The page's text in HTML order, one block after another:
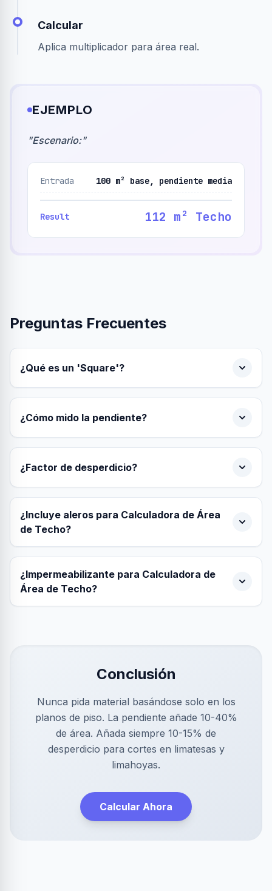
Calcular
Aplica multiplicador para área real.
EJEMPLO
"Escenario:"
Entrada 100 m² base, pendiente media
Result 112 m² Techo
Preguntas Frecuentes
¿Qué es un 'Square'?
¿Cómo mido la pendiente?
¿Factor de desperdicio?
¿Incluye aleros para Calculadora de Área
de Techo?
¿Impermeabilizante para Calculadora de
Área de Techo?
Conclusión
Nunca pida material basándose solo en los
planos de piso. La pendiente añade 10-40%
de área. Añada siempre 10-15% de
desperdicio para cortes en limatesas y
limahoyas.
Calcular Ahora